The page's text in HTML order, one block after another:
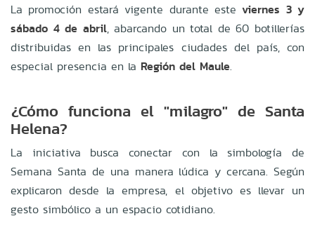
La promoción estará vigente durante esteviernes 3 y
sábado 4 de abril, abarcando un total de 60 botillerías
distribuidas en las principales ciudades del país, con
especial presencia en la Región del Maule.
¿Cómo funciona el "milagro" de Santa
Helena?
La iniciativa busca conectar con la simbología de
Semana Santa de una manera lúdica y cercana. Según
explicaron desde la empresa, el objetivo es llevar un
gesto simbólico a un espacio cotidiano.